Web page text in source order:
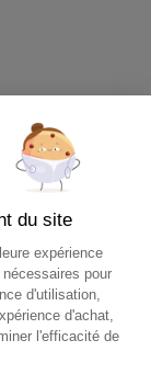
du site
expérience
pour
d'utilisation,
d'achat,
l'efficacité de